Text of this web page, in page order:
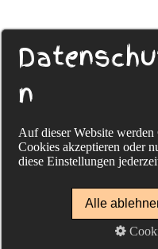
n
Auf dieser Website
Cookies akzeptieren oder
diese Einstellungen
Alle